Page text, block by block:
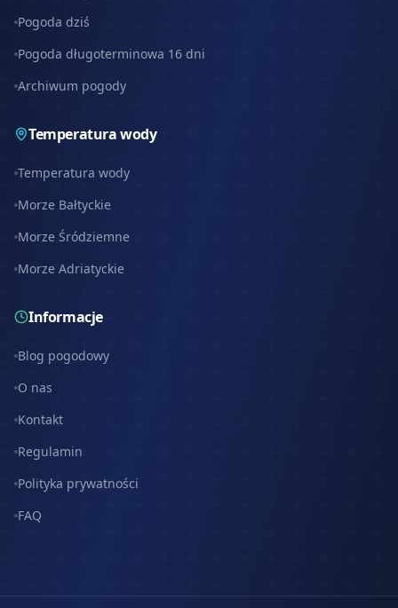
Pogoda dziś
Pogoda długoterminowa 16 dni
Archiwum pogody
Temperatura wody
Temperatura wody
Morze Bałtyckie
Morze Śródziemne
Morze Adriatyckie
Informacje
Blog pogodowy
O nas
Kontakt
Regulamin
Polityka prywatności
FAQ